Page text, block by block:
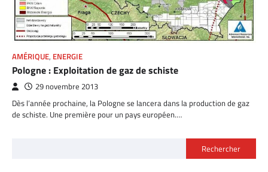
AMÉRIQUE, ENERGIE
Pologne : Exploitation de gaz de schiste
29 novembre 2013
Dès l’année prochaine, la Pologne se lancera dans la production de gaz
de schiste. Une première pour un pays européen.…
Rechercher